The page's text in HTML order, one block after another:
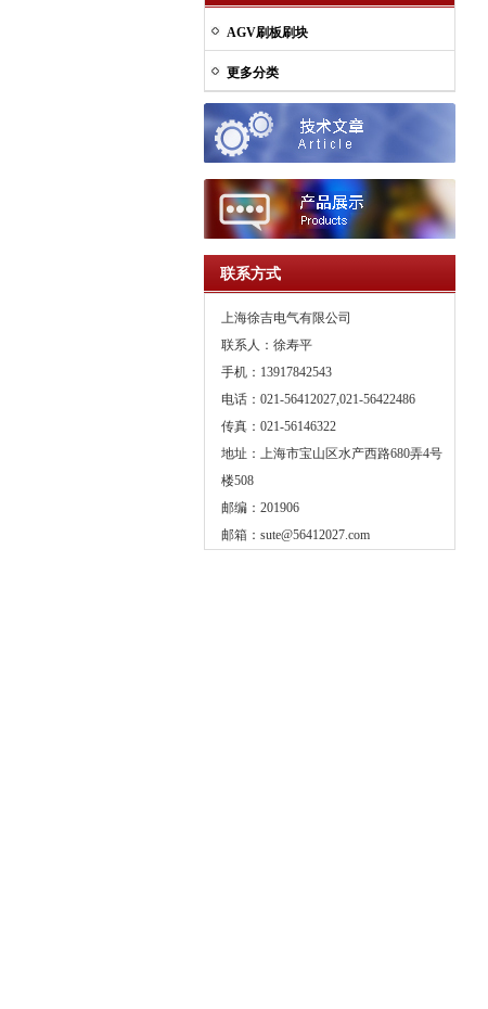
AGV刷板刷块
更多分类
联系方式
上海徐吉电气有限公司
联系人：徐寿平
手机：13917842543
电话：021-56412027,021-56422486
传真：021-56146322
地址：上海市宝山区水产西路680弄4号
楼508
邮编：201906
邮箱： sute@56412027.com